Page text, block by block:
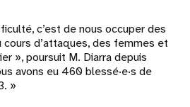
c’est de nous occuper des
d’attaques, des femmes et
», poursuit M. Diarra depuis
avons eu 460 blessé·e·s de
»